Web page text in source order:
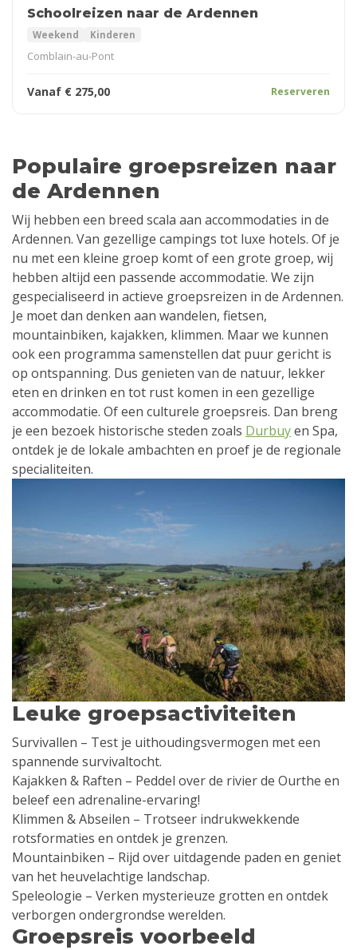
Schoolreizen naar de Ardennen
Weekend Kinderen
Comblain-au-Pont
Vanaf € 275,00 Reserveren
Populaire groepsreizen naar
de Ardennen
Wij hebben een breed scala aan accommodaties in de
Ardennen. Van gezellige campings tot luxe hotels. Of je
nu met een kleine groep komt of een grote groep, wij
hebben altijd een passende accommodatie. We zijn
gespecialiseerd in actieve groepsreizen in de Ardennen.
Je moet dan denken aan wandelen, fietsen,
mountainbiken, kajakken, klimmen. Maar we kunnen
ook een programma samenstellen dat puur gericht is
op ontspanning. Dus genieten van de natuur, lekker
eten en drinken en tot rust komen in een gezellige
accommodatie. Of een culturele groepsreis. Dan breng
je een bezoek historische steden zoals Durbuyen Spa,
ontdek je de lokale ambachten en proef je de regionale
specialiteiten.
Leuke groepsactiviteiten
Survivallen – Test je uithoudingsvermogen met een
spannende survivaltocht.
Kajakken & Raften – Peddel over de rivier de Ourthe en
beleef een adrenaline-ervaring!
Klimmen & Abseilen – Trotseer indrukwekkende
rotsformaties en ontdek je grenzen.
Mountainbiken – Rijd over uitdagende paden en geniet
van het heuvelachtige landschap.
Speleologie – Verken mysterieuze grotten en ontdek
verborgen ondergrondse werelden.
Groepsreis voorbeeld